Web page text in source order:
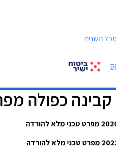
מכל השנים
קבינה כפולה